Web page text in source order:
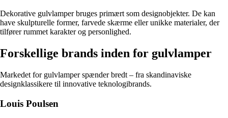
Dekorative gulvlamper bruges primært som designobjekter. De kan
have skulpturelle former, farvede skærme eller unikke materialer, der
tilfører rummet karakter og personlighed.
Forskellige brands inden for gulvlamper
Markedet for gulvlamper spænder bredt – fra skandinaviske
designklassikere til innovative teknologibrands.
Louis Poulsen